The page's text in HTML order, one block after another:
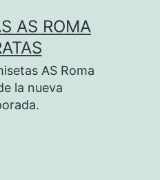
AS ROMA
AS Roma
la nueva